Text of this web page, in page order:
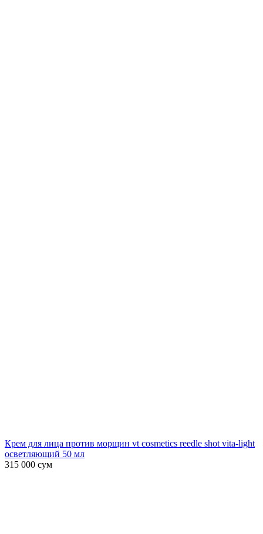
Крем для лица против морщин vt cosmetics reedle shot vita-light
осветляющий 50 мл
315 000 сум